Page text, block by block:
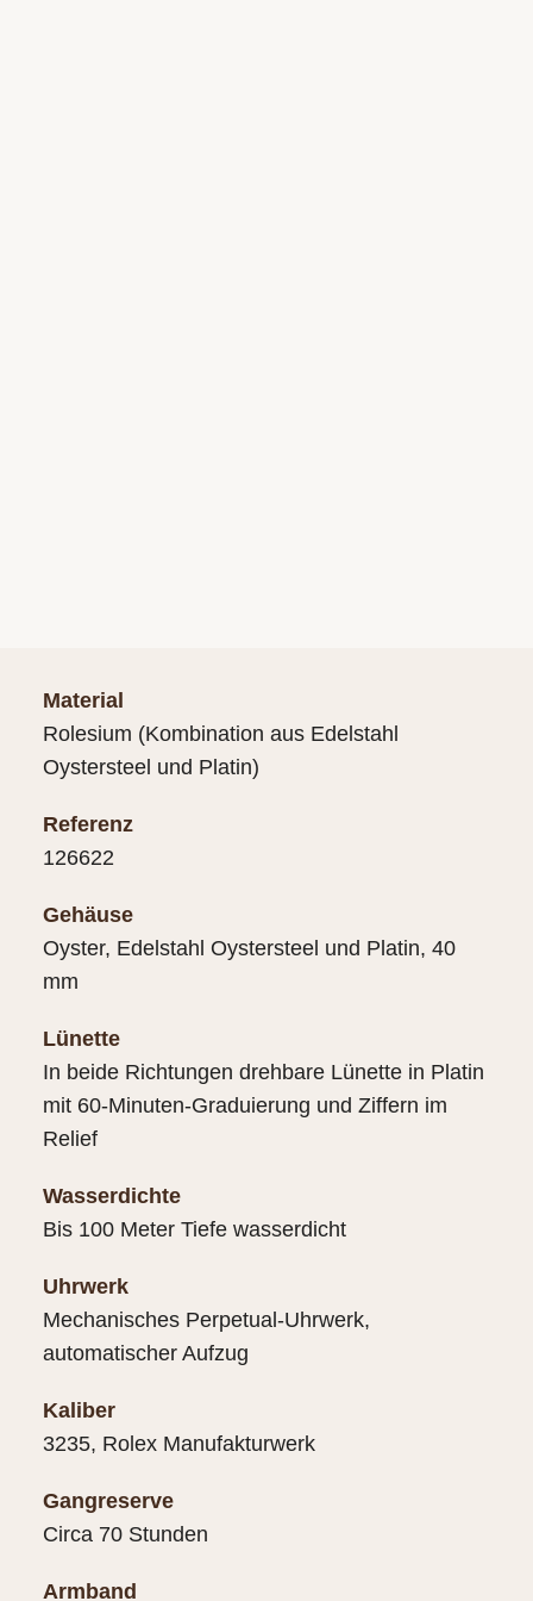
Material
Rolesium (Kombination aus Edelstahl
Oystersteel und Platin)
Referenz
126622
Gehäuse
Oyster, Edelstahl Oystersteel und Platin, 40
mm
Lünette
In beide Richtungen drehbare Lünette in Platin
mit 60-Minuten-Graduierung und Ziffern im
Relief
Wasserdichte
Bis 100 Meter Tiefe wasserdicht
Uhrwerk
Mechanisches Perpetual-Uhrwerk,
automatischer Aufzug
Kaliber
3235, Rolex Manufakturwerk
Gangreserve
Circa 70 Stunden
Armband